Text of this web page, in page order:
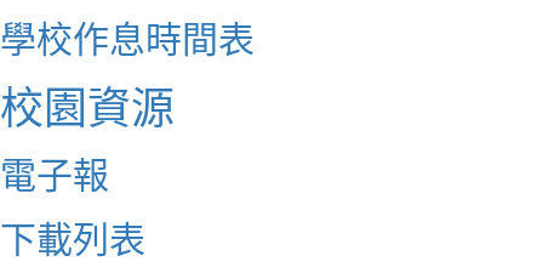
學校作息時間表
校園資源
電子報
下載列表